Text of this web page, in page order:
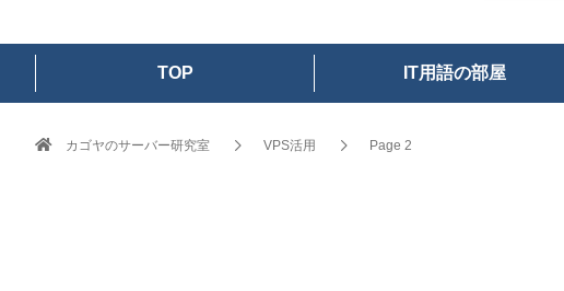
TOP IT用語の部屋
カゴヤのサーバー研究室 VPS活用 Page 2